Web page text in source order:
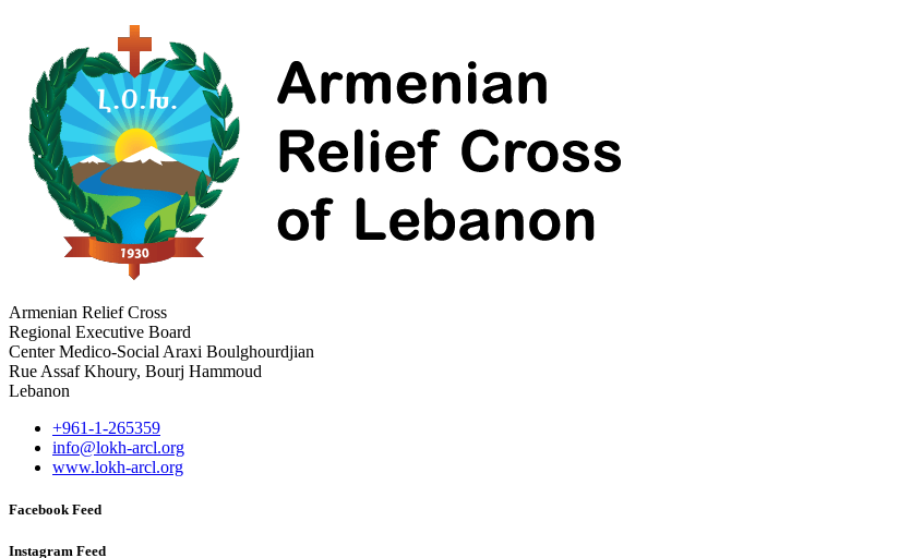
Armenian Relief Cross
Regional Executive Board
Center Medico-Social Araxi Boulghourdjian
Rue Assaf Khoury, Bourj Hammoud
Lebanon
+961-1-265359
info@lokh-arcl.org
www.lokh-arcl.org
Facebook Feed
Instagram Feed